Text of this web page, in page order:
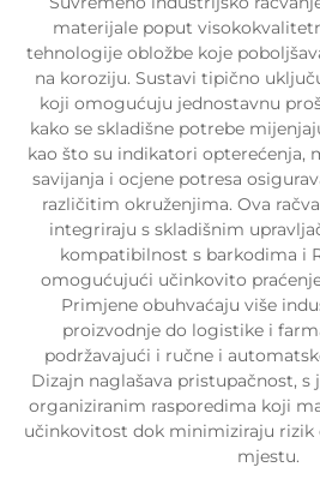
materijale poput
tehnologije obložbe koje
na koroziju. Sustavi tipično
koji omogućuju jednostavnu
kako se skladišne potrebe
kao što su indikatori opterećenja,
savijanja i ocjene potresa
različitim okruženjima. Ova
integriraju s skladišnim
kompatibilnost s barkodima i
omogućujući učinkovito
Primjene obuhvaćaju više
proizvodnje do logistike i
podržavajući i ručne i
Dizajn naglašava pristupačnost,
organiziranim rasporedima koji
učinkovitost dok minimiziraju rizik
mjestu.